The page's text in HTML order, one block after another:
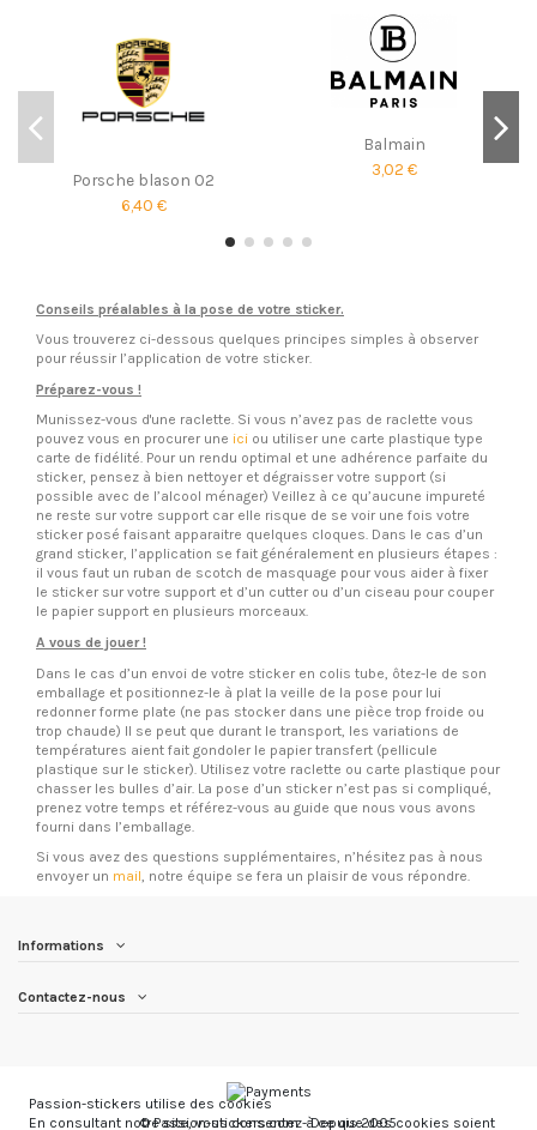
Porsche blason 02
6,40 €
Balmain
3,02 €
Conseils préalables à la pose de votre sticker.
Vous trouverez ci-dessous quelques principes simples à observer
pour réussir l’application de votre sticker.
Préparez-vous !
Munissez-vous d'une raclette. Si vous n’avez pas de raclette vous
pouvez vous en procurer une ici ou utiliser une carte plastique type
carte de fidélité. Pour un rendu optimal et une adhérence parfaite du
sticker, pensez à bien nettoyer et dégraisser votre support (si
possible avec de l’alcool ménager) Veillez à ce qu’aucune impureté
ne reste sur votre support car elle risque de se voir une fois votre
sticker posé faisant apparaitre quelques cloques. Dans le cas d’un
grand sticker, l’application se fait généralement en plusieurs étapes :
il vous faut un ruban de scotch de masquage pour vous aider à fixer
le sticker sur votre support et d’un cutter ou d’un ciseau pour couper
le papier support en plusieurs morceaux.
A vous de jouer !
Dans le cas d’un envoi de votre sticker en colis tube, ôtez-le de son
emballage et positionnez-le à plat la veille de la pose pour lui
redonner forme plate (ne pas stocker dans une pièce trop froide ou
trop chaude) Il se peut que durant le transport, les variations de
températures aient fait gondoler le papier transfert (pellicule
plastique sur le sticker). Utilisez votre raclette ou carte plastique pour
chasser les bulles d’air. La pose d’un sticker n’est pas si compliqué,
prenez votre temps et référez-vous au guide que nous vous avons
fourni dans l’emballage.
Si vous avez des questions supplémentaires, n’hésitez pas à nous
envoyer un mail, notre équipe se fera un plaisir de vous répondre.
Informations
Contactez-nous
© Passion-stickers.com - Depuis 2005
Passion-stickers utilise des cookies
En consultant notre site, vous consentez à ce que des cookies soient